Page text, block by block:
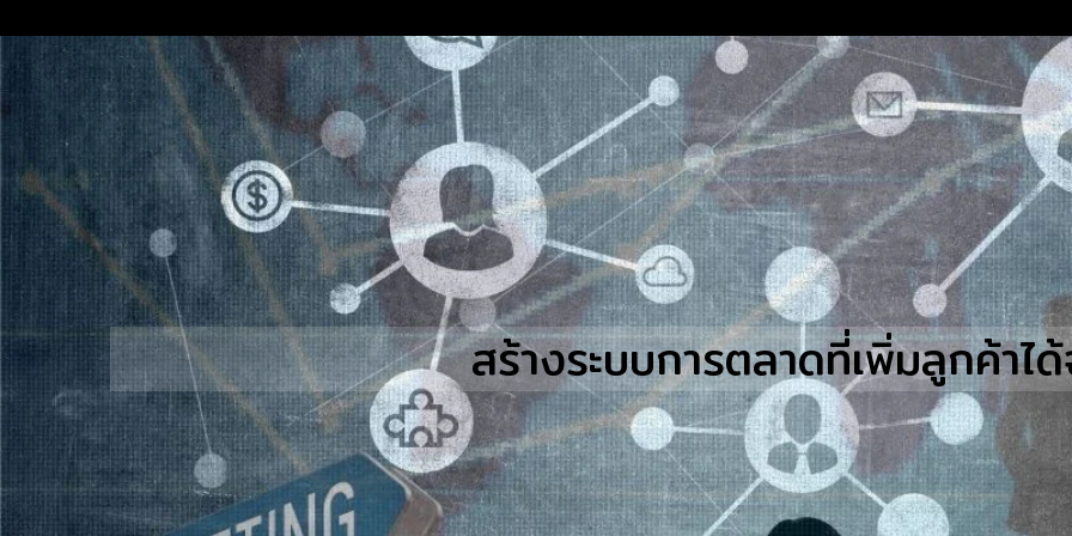
to
content
Search
for:
สร้างระบบการตลาดที่เพิ่มลูกค้าไ